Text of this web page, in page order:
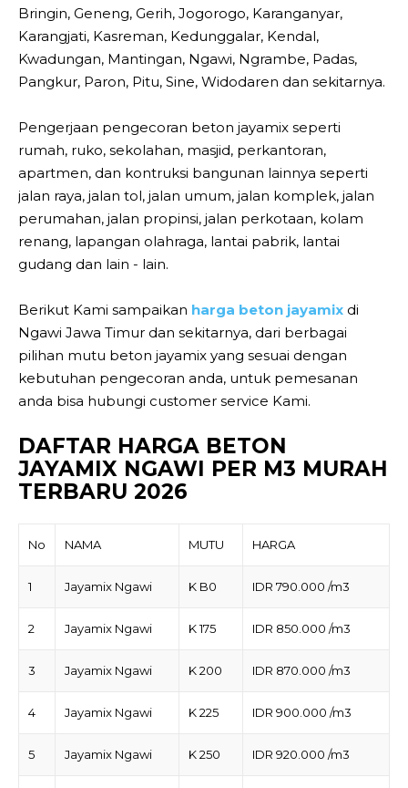
Bringin, Geneng, Gerih, Jogorogo, Karanganyar,
Karangjati, Kasreman, Kedunggalar, Kendal,
Kwadungan, Mantingan, Ngawi, Ngrambe, Padas,
Pangkur, Paron, Pitu, Sine, Widodaren dan sekitarnya.
Pengerjaan pengecoran beton jayamix seperti
rumah, ruko, sekolahan, masjid, perkantoran,
apartmen, dan kontruksi bangunan lainnya seperti
jalan raya, jalan tol, jalan umum, jalan komplek, jalan
perumahan, jalan propinsi, jalan perkotaan, kolam
renang, lapangan olahraga, lantai pabrik, lantai
gudang dan lain - lain.
Berikut Kami sampaikan harga beton jayamix di
Ngawi Jawa Timur dan sekitarnya, dari berbagai
pilihan mutu beton jayamix yang sesuai dengan
kebutuhan pengecoran anda, untuk pemesanan
anda bisa hubungi customer service Kami.
DAFTAR HARGA BETON
JAYAMIX NGAWI PER M3 MURAH
TERBARU 2026
No NAMA MUTU HARGA
1 Jayamix Ngawi K B0 IDR 790.000 /m3
2 Jayamix Ngawi K 175 IDR 850.000 /m3
3 Jayamix Ngawi K 200 IDR 870.000 /m3
4 Jayamix Ngawi K 225 IDR 900.000 /m3
5 Jayamix Ngawi K 250 IDR 920.000 /m3